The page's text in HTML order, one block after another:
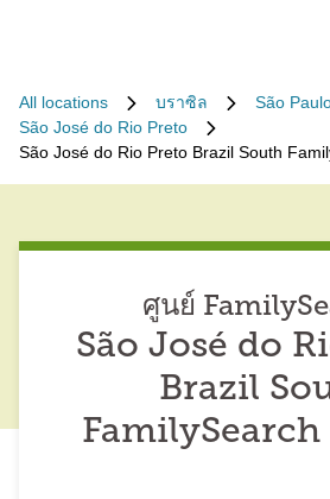
All locations บราซิล
São
São José do Rio Preto
São José do Rio Preto Brazil South
ศูนย์
São José do
Brazil